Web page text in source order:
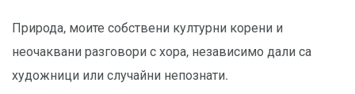
Природа, моите собствени културни корени и
неочаквани разговори с хора, независимо дали са
художници или случайни непознати.